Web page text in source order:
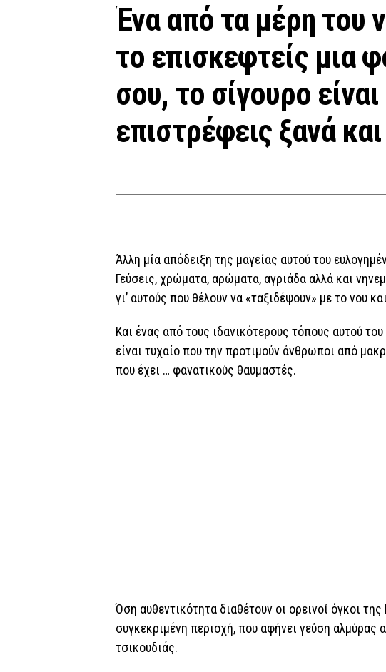
Ένα από τα μέρη του
το επισκεφτείς μια
σου, το σίγουρο
επιστρέφεις ξανά
Άλλη μία απόδειξη της μαγείας αυτού του
Γεύσεις, χρώματα, αρώματα, αγριάδα αλλά και
γι’ αυτούς που θέλουν να «ταξιδέψουν» με το νου
Και ένας από τους ιδανικότερους τόπους αυτού
είναι τυχαίο που την προτιμούν άνθρωποι από
που έχει … φανατικούς θαυμαστές.
Όση αυθεντικότητα διαθέτουν οι ορεινοί όγκοι
συγκεκριμένη περιοχή, που αφήνει γεύση
τσικουδιάς.